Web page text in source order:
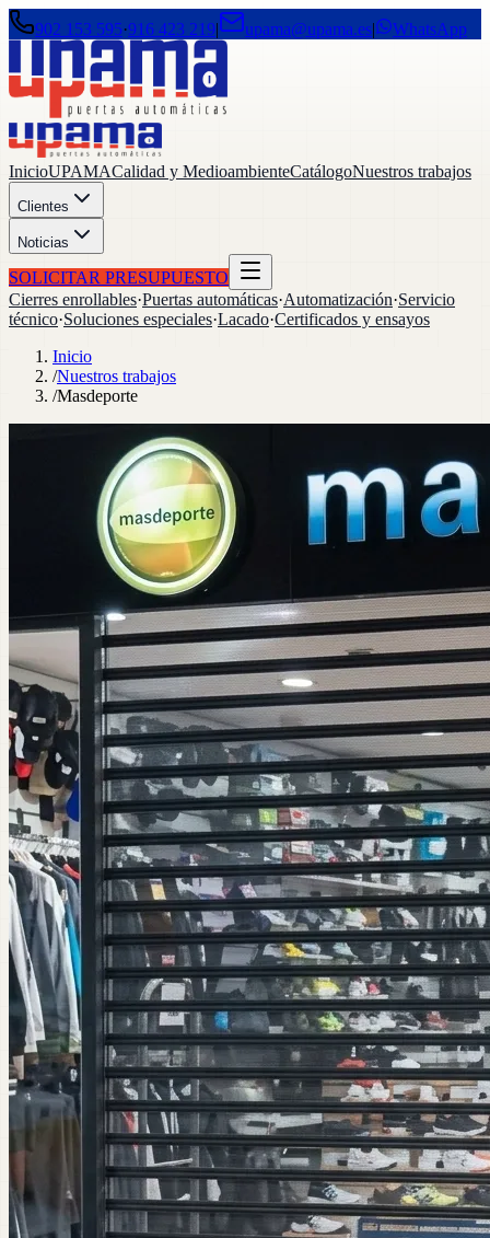
902 153 595·916 423 219| upama@upama.es| WhatsApp
InicioUPAMACalidad y MedioambienteCatálogoNuestros trabajos
Clientes
Noticias
SOLICITAR PRESUPUESTO
Cierres enrollables·Puertas automáticas·Automatización·Servicio
técnico·Soluciones especiales·Lacado·Certificados y ensayos
Inicio
/Nuestros trabajos
/Masdeporte